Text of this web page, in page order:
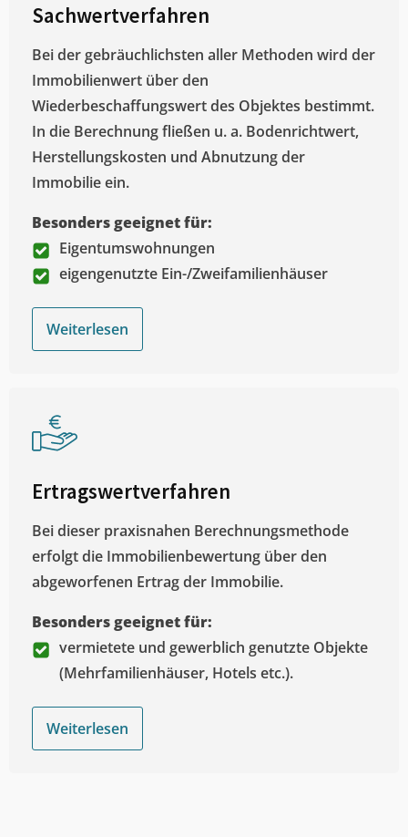
Sachwertverfahren
Bei der gebräuchlichsten aller Methoden wird der
Immobilienwert über den
Wiederbeschaffungswert des Objektes bestimmt.
In die Berechnung fließen u. a. Bodenrichtwert,
Herstellungskosten und Abnutzung der
Immobilie ein.
Besonders geeignet für:
Eigentumswohnungen
eigengenutzte Ein-/Zweifamilienhäuser
Weiterlesen
Ertragswertverfahren
Bei dieser praxisnahen Berechnungsmethode
erfolgt die Immobilienbewertung über den
abgeworfenen Ertrag der Immobilie.
Besonders geeignet für:
vermietete und gewerblich genutzte Objekte
(Mehrfamilienhäuser, Hotels etc.).
Weiterlesen